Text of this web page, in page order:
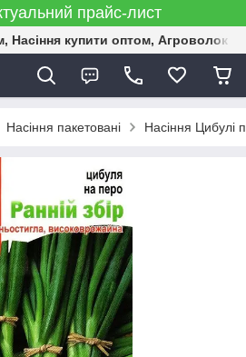
прайс-лист
Насіння купити оптом,
Насіння пакетовані Насіння Цибулі